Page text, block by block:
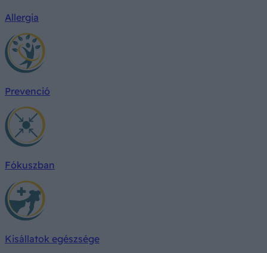
Allergia
Prevenció
Fókuszban
Kisállatok egészsége